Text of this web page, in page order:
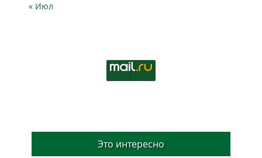
« Июл
Это интересно